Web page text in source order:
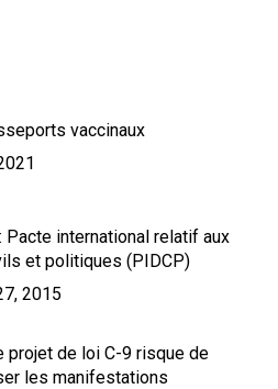
vaccinaux
Pacte international relatif aux
et politiques (PIDCP)
2015
projet de loi C-9 risque de
les manifestations